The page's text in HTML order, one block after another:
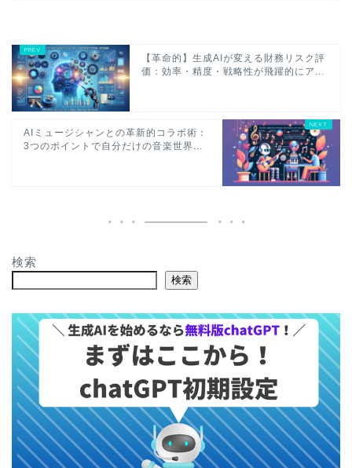
【革命的】生成AIが変える財務リスク評
価：効率・精度・戦略性が飛躍的にア...
AIミュージシャンとの革新的コラボ術：
3つのポイントで自分だけの音楽世界...
検索
検索